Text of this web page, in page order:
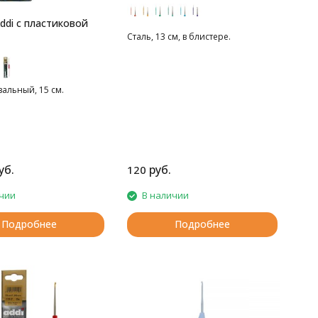
с пластиковой
15 см.
Подробнее
Сталь, 13 см, в блистере.
120 руб.
В наличии
Подробнее